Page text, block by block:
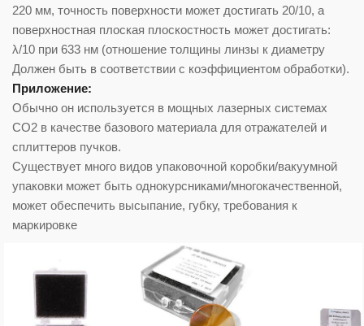
220 мм, точность поверхности может достигать 20/10, а
поверхностная плоская плоскостность может достигать:
λ/10 при 633 нм (отношение толщины линзы к диаметру
Должен быть в соответствии с коэффициентом обработки).
Приложение:
Обычно он используется в мощных лазерных системах
CO2 в качестве базового материала для отражателей и
сплиттеров пучков.
Существует много видов упаковочной коробки/вакуумной
упаковки может быть однокурсниками/многокачественной,
может обеспечить высыпание, губку, требования к
маркировке